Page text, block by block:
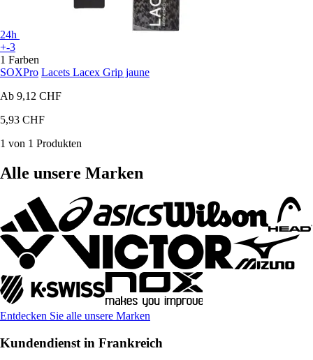
24h
+-3
1 Farben
SOXPro Lacets Lacex Grip jaune
Ab 9,12 CHF
5,93 CHF
1 von 1 Produkten
Alle unsere Marken
Entdecken Sie alle unsere Marken
Kundendienst in Frankreich